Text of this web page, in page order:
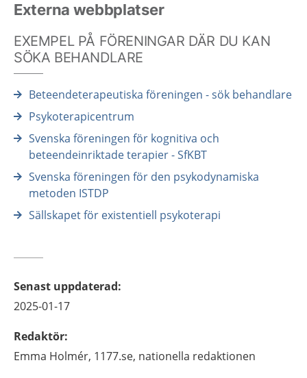
Externa webbplatser
EXEMPEL PÅ FÖRENINGAR DÄR DU KAN
SÖKA BEHANDLARE
Beteendeterapeutiska föreningen - sök behandlare
Psykoterapicentrum
Svenska föreningen för kognitiva och
beteendeinriktade terapier - SfKBT
Svenska föreningen för den psykodynamiska
metoden ISTDP
Sällskapet för existentiell psykoterapi
Senast uppdaterad:
2025-01-17
Redaktör:
Emma Holmér, 1177.se, nationella redaktionen